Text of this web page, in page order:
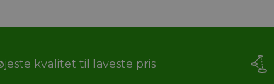
kvalitet til laveste pris